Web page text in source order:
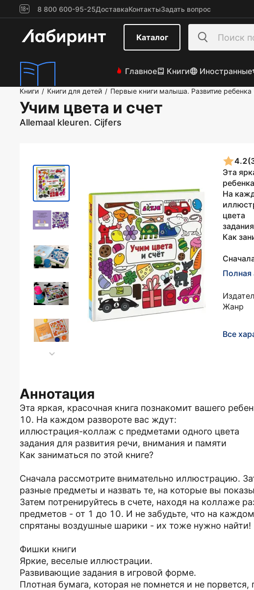
8 800 600-95-25ДоставкаКонтактыЗадать вопрос
Каталог
Главное Книги Иностранные
Книги / Книги для детей / Первые книги малыша. Развитие ребенка
Учим цвета и счет
Allemaal kleuren. Сijfers
4.2
Эта
На
цвета
Как
Полная
Жанр
Все
Аннотация
Эта яркая, красочная книга познакомит вашего
10. На каждом развороте вас ждут:
иллюстрация-коллаж с предметами одного цвета
задания для развития речи, внимания и памяти
Как заниматься по этой книге?
Сначала рассмотрите внимательно иллюстрацию.
разные предметы и назвать те, на которые вы
Затем потренируйтесь в счете, находя на коллаже
предметов - от 1 до 10. И не забудьте, что на
спрятаны воздушные шарики - их тоже нужно найти!
Фишки книги
Яркие, веселые иллюстрации.
Развивающие задания в игровой форме.
Плотная бумага, которая не помнется и не